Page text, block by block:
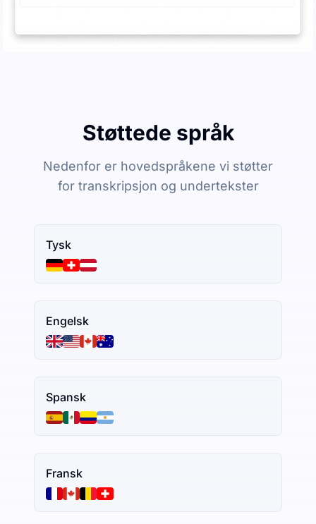
Støttede språk
Nedenfor er hovedspråkene vi støtter
for transkripsjon og undertekster
Tysk
Engelsk
Spansk
Fransk